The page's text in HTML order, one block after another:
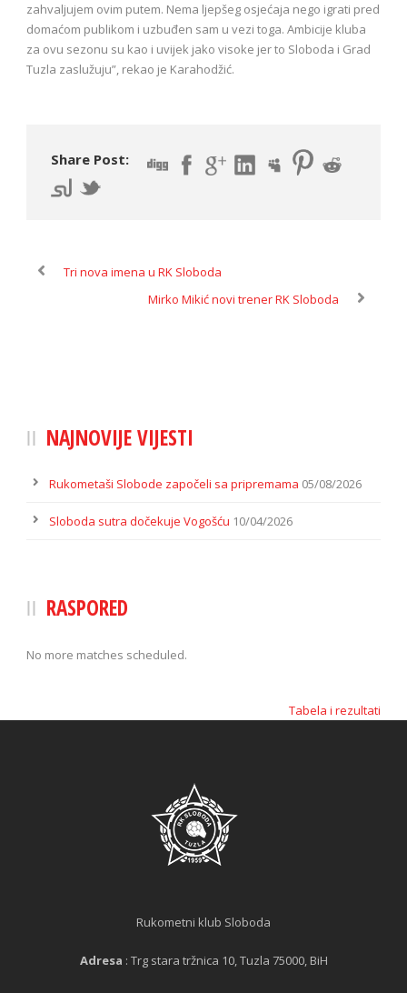
zahvaljujem ovim putem. Nema ljepšeg osjećaja nego igrati pred
domaćom publikom i uzbuđen sam u vezi toga. Ambicije kluba
za ovu sezonu su kao i uvijek jako visoke jer to Sloboda i Grad
Tuzla zaslužuju”, rekao je Karahodžić.
Share Post:
Tri nova imena u RK Sloboda
Mirko Mikić novi trener RK Sloboda
NAJNOVIJE VIJESTI
Rukometaši Slobode započeli sa pripremama 05/08/2026
Sloboda sutra dočekuje Vogošću 10/04/2026
RASPORED
No more matches scheduled.
Tabela i rezultati
Rukometni klub Sloboda
Adresa : Trg stara tržnica 10, Tuzla 75000, BiH